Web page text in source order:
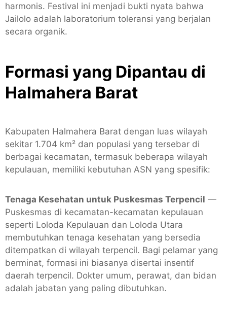
harmonis. Festival ini menjadi bukti nyata bahwa
Jailolo adalah laboratorium toleransi yang berjalan
secara organik.
Formasi yang Dipantau di
Halmahera Barat
Kabupaten Halmahera Barat dengan luas wilayah
sekitar 1.704 km² dan populasi yang tersebar di
berbagai kecamatan, termasuk beberapa wilayah
kepulauan, memiliki kebutuhan ASN yang spesifik:
Tenaga Kesehatan untuk Puskesmas Terpencil —
Puskesmas di kecamatan-kecamatan kepulauan
seperti Loloda Kepulauan dan Loloda Utara
membutuhkan tenaga kesehatan yang bersedia
ditempatkan di wilayah terpencil. Bagi pelamar yang
berminat, formasi ini biasanya disertai insentif
daerah terpencil. Dokter umum, perawat, dan bidan
adalah jabatan yang paling dibutuhkan.